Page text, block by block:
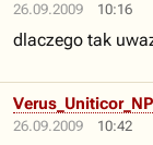
26.09.2009 10:16
dlaczego tak
26.09.2009 10:42